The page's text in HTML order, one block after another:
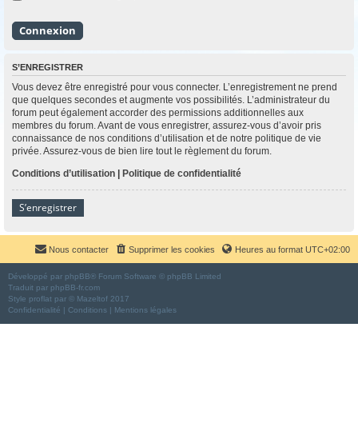
S’ENREGISTRER
Vous devez être enregistré pour vous connecter. L’enregistrement ne prend
que quelques secondes et augmente vos possibilités. L’administrateur du
forum peut également accorder des permissions additionnelles aux
membres du forum. Avant de vous enregistrer, assurez-vous d’avoir pris
connaissance de nos conditions d’utilisation et de notre politique de vie
privée. Assurez-vous de bien lire tout le règlement du forum.
Conditions d’utilisation | Politique de confidentialité
S’enregistrer
Heures au format UTC+02:00
Supprimer les cookies
Nous contacter
Développé par phpBB® Forum Software © phpBB Limited
Traduit par phpBB-fr.com
Style proflat par © Mazeltof 2017
Confidentialité | Conditions | Mentions légales